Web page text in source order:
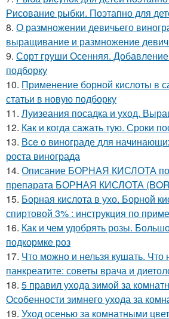
Рисование рыбки. Поэтапно для
8. О размножении девичьего
выращивание и размножение
9. Сорт груши Осенняя.
подборку
10. Применение борной кислоты в
статьи в новую подборку
11. Луизеания посадка и уход.
12. Как и когда сажать тую. Сроки
13. Все о винограде для
роста винограда
14. Описание БОРНАЯ КИСЛОТА
препарата БОРНАЯ КИСЛОТА
15. Борная кислота в ухо. Борной
спиртовой 3% : инструкция по
16. Как и чем удобрять розы.
подкормке роз
17. Что можно и нельзя кушать. Что
панкреатите: советы врача и
18. 5 правил ухода зимой за
Особенности зимнего ухода за
19. Уход осенью за комнатными